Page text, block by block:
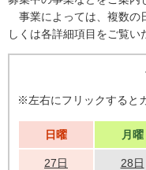
事業によっては、複数の
しくは各詳細項目をご覧い
※左右にフリックすると
日曜 月曜
27日 28日